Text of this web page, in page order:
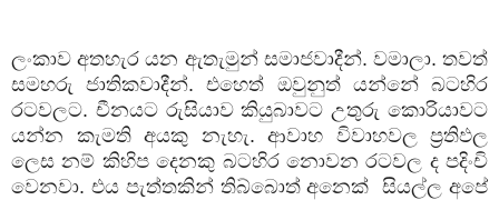
ලංකාව අතහැර යන ඇතැමුන් සමාජවාදීන්. වමාලා.තවත්
සමහරු
ජාතිකවාදීන්.එහෙත් ඔවුනුත් යන්නේ බටහිර
රටවලට. චීනයට රුසියාව කියුබාවට උතුරු කොරියාවට
යන්න
කැමති අයකු නැහැ. ආවාහ විවාහවල ප්‍රතිඵල
ලෙස නම් කිහිප දෙනකු බටහිර නොවන රටවල ද පදිංචි
වෙනවා. එය පැත්තකින් තිබ්බොත් අනෙක් සියල්ල අපේ